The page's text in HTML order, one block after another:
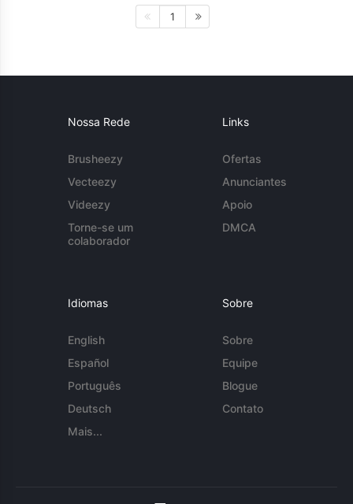
1
Nossa Rede
Brusheezy
Vecteezy
Videezy
Torne-se um
colaborador
Links
Ofertas
Anunciantes
Apoio
DMCA
Idiomas
English
Español
Português
Deutsch
Mais...
Sobre
Sobre
Equipe
Blogue
Contato